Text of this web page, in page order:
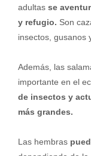
adultas se
y refugio. Son
insectos, gusanos
Además, las
importante en el
de insectos y
más grandes.
Las hembras